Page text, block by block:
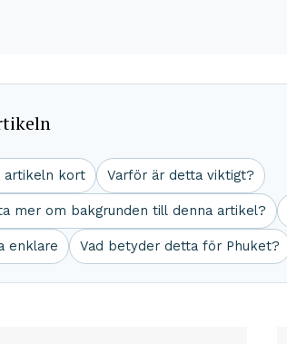
artikeln kort Varför är detta viktigt?
mer om bakgrunden till denna artikel?
enklare Vad betyder detta för Phuket?